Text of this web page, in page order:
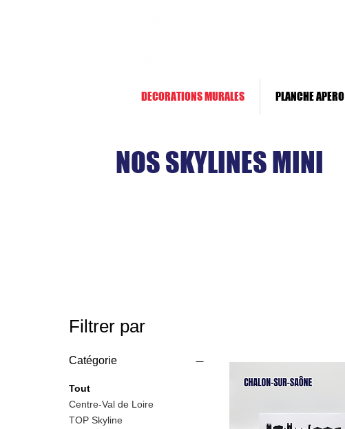
DECORATIONS MURALES PLANCHE APERO
NOS SKYLINES MINI
Filtrer par
Catégorie
Tout
Centre-Val de Loire
TOP Skyline